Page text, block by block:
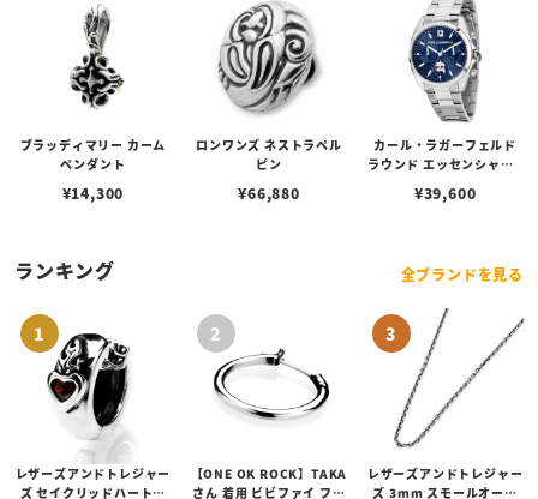
ブラッディマリー カーム
ペンダント
¥14,300
ロンワンズ ネストラペル
ピン
¥66,880
カール・ラガーフェルド
ラウンド エッセンシャル -
イコン ダイヤル シルバー
¥39,600
ランキング 全ブランドを見る
レザーズアンドトレジャー
ズ セイクリッドハートピ
【ONE OK ROCK】TAKA
さん 着用 ビビファイ フー
レザーズアンドトレジャー
ズ 3mm スモールオーバ